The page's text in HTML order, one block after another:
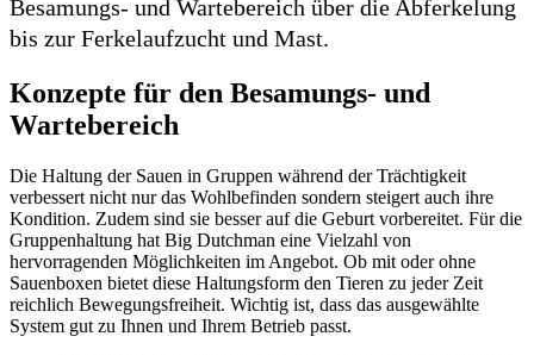
Besamungs- und Wartebereich über die Abferkelung
bis zur Ferkelaufzucht und Mast.
Konzepte für den Besamungs- und
Wartebereich
Die Haltung der Sauen in Gruppen während der Trächtigkeit
verbessert nicht nur das Wohlbefinden sondern steigert auch ihre
Kondition. Zudem sind sie besser auf die Geburt vorbereitet. Für die
Gruppenhaltung hat Big Dutchman eine Vielzahl von
hervorragenden Möglichkeiten im Angebot. Ob mit oder ohne
Sauenboxen bietet diese Haltungsform den Tieren zu jeder Zeit
reichlich Bewegungsfreiheit. Wichtig ist, dass das ausgewählte
System gut zu Ihnen und Ihrem Betrieb passt.